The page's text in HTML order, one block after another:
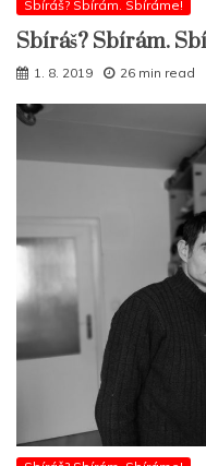
Sbíráš? Sbírám. Sbíráme!
Sbíráš? Sbírám.
1. 8. 2019 26 min read